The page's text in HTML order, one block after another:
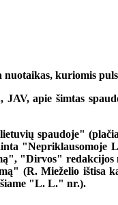
kuriomis
apie šimtas
spaudoje"
"Nepriklausomoje
"Dirvos"
(R. Mieželio
"L. L." nr.).